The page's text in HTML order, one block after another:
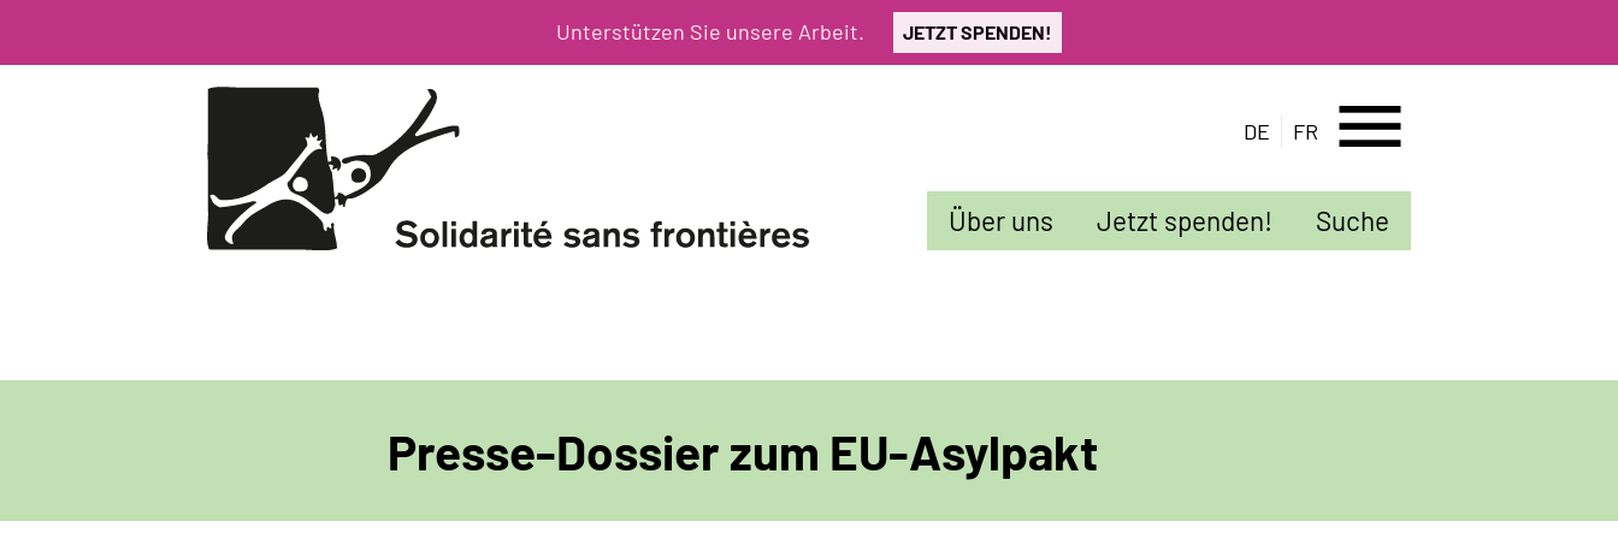
Unterstützen Sie unsere Arbeit. JETZT SPENDEN!
DE FR menu
Sekundarmenü
Über uns Jetzt spenden! Suche
Presse-Dossier zum EU-Asylpakt